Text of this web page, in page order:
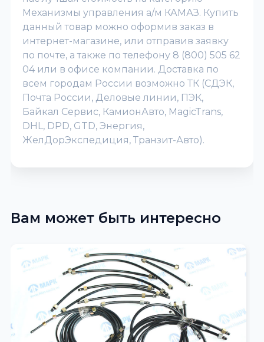
Механизмы управления а/м КАМАЗ. Купить
данный товар можно оформив заказ в
интернет-магазине, или отправив заявку
по почте, а также по телефону 8 (800) 505 62
04 или в офисе компании. Доставка по
всем городам России возможно ТК (СДЭК,
Почта России, Деловые линии, ПЭК,
Байкал Сервис, КамионАвто, MagicTrans,
DHL, DPD, GTD, Энергия,
ЖелДорЭкспедиция, Транзит-Авто).
Вам может быть интересно